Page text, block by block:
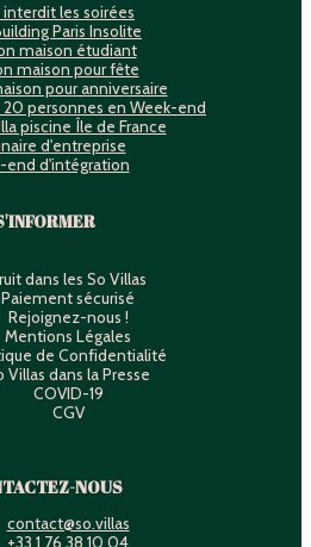
interdit les soirées
Paris Insolite
maison étudiant
maison pour fête
pour anniversaire
personnes en Week-end
piscine Île de France
d'entreprise
end d'intégration
dans les So Villas
Paiement sécurisé
Rejoignez-nous !
Mentions Légales
de Confidentialité
Villas dans la Presse
COVID-19
CGV
NOUS
contact@so.villas
+33 1 76 38 10 04